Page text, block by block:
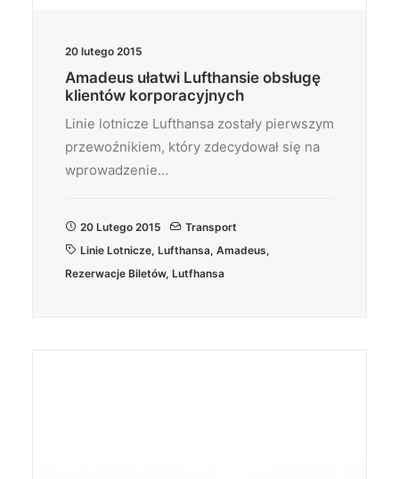
20 lutego 2015
Amadeus ułatwi Lufthansie obsługę
klientów korporacyjnych
Linie lotnicze Lufthansa zostały pierwszym
przewoźnikiem, który zdecydował się na
wprowadzenie…
20 Lutego 2015
Transport
Linie Lotnicze, Lufthansa, Amadeus,
Rezerwacje Biletów, Lutfhansa